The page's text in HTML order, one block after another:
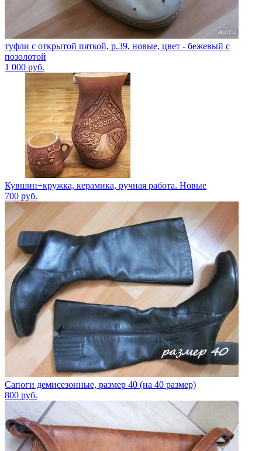
туфли с открытой пяткой, р.39, новые, цвет - бежевый с
позолотой
1 000 руб.
Кувшин+кружка, керамика, ручная работа. Новые
700 руб.
Сапоги демисезонные, размер 40 (на 40 размер)
800 руб.